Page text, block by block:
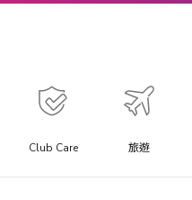
Club Care 旅遊